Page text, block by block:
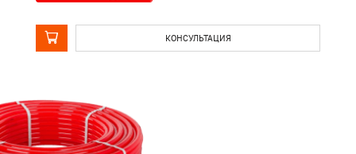
КОНСУЛЬТАЦИЯ